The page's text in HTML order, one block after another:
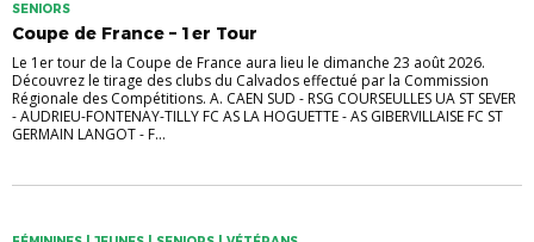
SENIORS
Coupe de France – 1er Tour
Le 1er tour de la Coupe de France aura lieu le dimanche 23 août 2026.
Découvrez le tirage des clubs du Calvados effectué par la Commission
Régionale des Compétitions. A. CAEN SUD - RSG COURSEULLES UA ST SEVER
- AUDRIEU-FONTENAY-TILLY FC AS LA HOGUETTE - AS GIBERVILLAISE FC ST
GERMAIN LANGOT - F...